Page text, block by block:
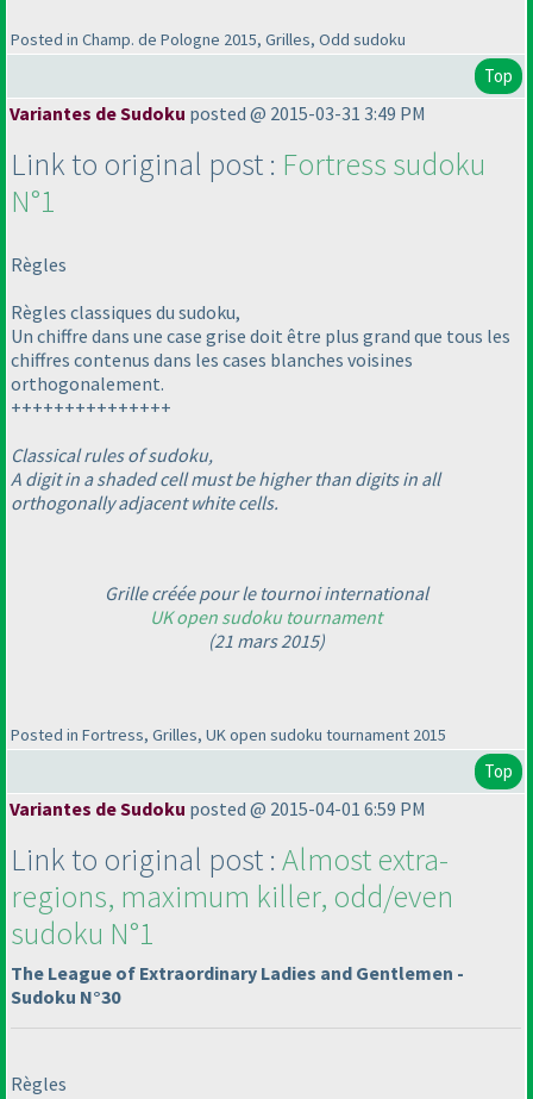
Posted in Champ. de Pologne 2015, Grilles, Odd sudoku
Top
Variantes de Sudoku posted @ 2015-03-31 3:49 PM
Link to original post : Fortress sudoku
N°1
Règles
Règles classiques du sudoku,
Un chiffre dans une case grise doit être plus grand que tous les
chiffres contenus dans les cases blanches voisines
orthogonalement.
+++++++++++++++
Classical rules of sudoku,
A digit in a shaded cell must be higher than digits in all
orthogonally adjacent white cells.
Grille créée pour le tournoi international
UK open sudoku tournament
(21 mars 2015)
Posted in Fortress, Grilles, UK open sudoku tournament 2015
Top
Variantes de Sudoku posted @ 2015-04-01 6:59 PM
Link to original post : Almost extra-
regions, maximum killer, odd/even
sudoku N°1
The League of Extraordinary Ladies and Gentlemen -
Sudoku N°30
Règles